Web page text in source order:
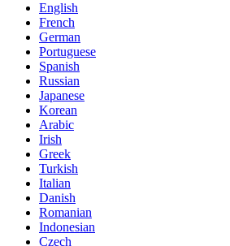
English
French
German
Portuguese
Spanish
Russian
Japanese
Korean
Arabic
Irish
Greek
Turkish
Italian
Danish
Romanian
Indonesian
Czech